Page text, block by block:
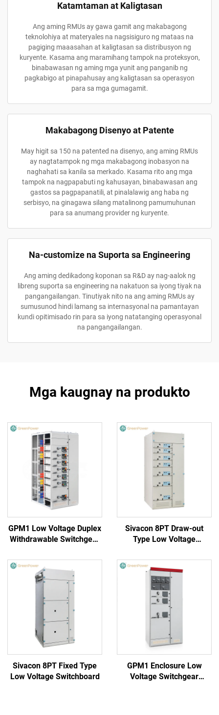
Katamtaman at Kaligtasan
Ang aming RMUs ay gawa gamit ang makabagong
teknolohiya at materyales na nagsisiguro ng mataas na
pagiging maaasahan at kaligtasan sa distribusyon ng
kuryente. Kasama ang maramihang tampok na proteksyon,
binabawasan ng aming mga yunit ang panganib ng
pagkabigo at pinapahusay ang kaligtasan sa operasyon
para sa mga gumagamit.
Makabagong Disenyo at Patente
May higit sa 150 na patented na disenyo, ang aming RMUs
ay nagtatampok ng mga makabagong inobasyon na
naghahati sa kanila sa merkado. Kasama rito ang mga
tampok na nagpapabuti ng kahusayan, binabawasan ang
gastos sa pagpapanatili, at pinalalawig ang haba ng
serbisyo, na ginagawa silang matalinong pamumuhunan
para sa anumang provider ng kuryente.
Na-customize na Suporta sa Engineering
Ang aming dedikadong koponan sa R&D ay nag-aalok ng
libreng suporta sa engineering na nakatuon sa iyong tiyak na
pangangailangan. Tinutiyak nito na ang aming RMUs ay
sumusunod hindi lamang sa internasyonal na pamantayan
kundi opitimisado rin para sa iyong natatanging operasyonal
na pangangailangan.
Mga kaugnay na produkto
GPM1 Low Voltage Duplex
Withdrawable Switchgear
Sivacon 8PT Draw-out
Type Low Voltage
Sivacon 8PT Fixed Type
Low Voltage Switchboard
GPM1 Enclosure Low
Voltage Switchgear